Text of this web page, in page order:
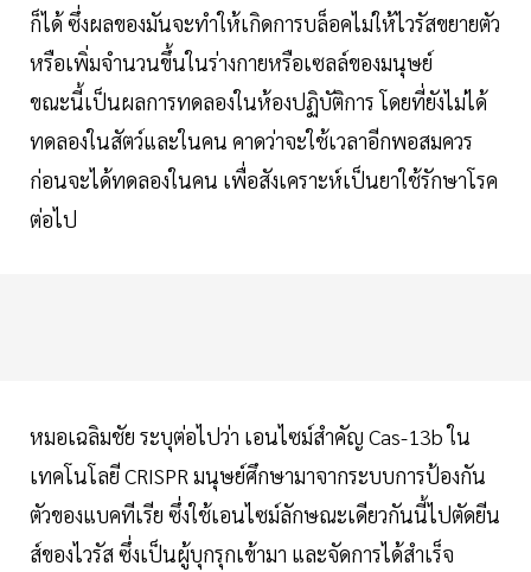
ก็ได้ ซึ่งผลของมันจะทำให้เกิดการบล็อคไม่ให้ไวรัสขยายตัว
หรือเพิ่มจำนวนขึ้นในร่างกายหรือเซลล์ของมนุษย์
ขณะนี้เป็นผลการทดลองในห้องปฏิบัติการ โดยที่ยังไม่ได้
ทดลองในสัตว์และในคน คาดว่าจะใช้เวลาอีกพอสมควร
ก่อนจะได้ทดลองในคน เพื่อสังเคราะห์เป็นยาใช้รักษาโรค
ต่อไป
หมอเฉลิมชัย ระบุต่อไปว่า เอนไซม์สำคัญ Cas-13b ใน
เทคโนโลยี CRISPR มนุษย์ศึกษามาจากระบบการป้องกัน
ตัวของแบคทีเรีย ซึ่งใช้เอนไซม์ลักษณะเดียวกันนี้ไปตัดยีน
ส์ของไวรัส ซึ่งเป็นผู้บุกรุกเข้ามา และจัดการได้สำเร็จ